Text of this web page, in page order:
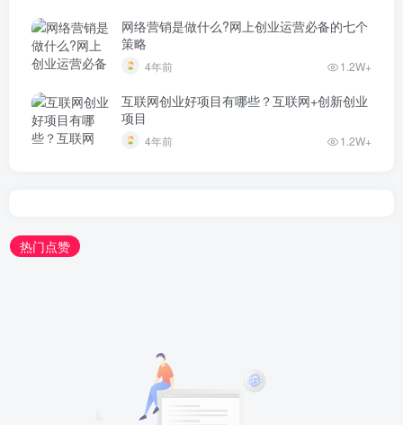
网络营销是做什么?网上创业运营必备的七个
策略
4年前 1.2W+
互联网创业好项目有哪些？互联网+创新创业
项目
4年前 1.2W+
热门点赞